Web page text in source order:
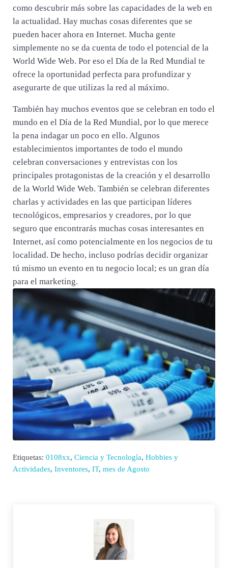
como descubrir más sobre las capacidades de la web en
la actualidad. Hay muchas cosas diferentes que se
pueden hacer ahora en Internet. Mucha gente
simplemente no se da cuenta de todo el potencial de la
World Wide Web. Por eso el Día de la Red Mundial te
ofrece la oportunidad perfecta para profundizar y
asegurarte de que utilizas la red al máximo.
También hay muchos eventos que se celebran en todo el
mundo en el Día de la Red Mundial, por lo que merece
la pena indagar un poco en ello. Algunos
establecimientos importantes de todo el mundo
celebran conversaciones y entrevistas con los
principales protagonistas de la creación y el desarrollo
de la World Wide Web. También se celebran diferentes
charlas y actividades en las que participan líderes
tecnológicos, empresarios y creadores, por lo que
seguro que encontrarás muchas cosas interesantes en
Internet, así como potencialmente en los negocios de tu
localidad. De hecho, incluso podrías decidir organizar
tú mismo un evento en tu negocio local; es un gran día
para el marketing.
Etiquetas: 0108xx, Ciencia y Tecnología, Hobbies y
Actividades, Inventores, IT, mes de Agosto